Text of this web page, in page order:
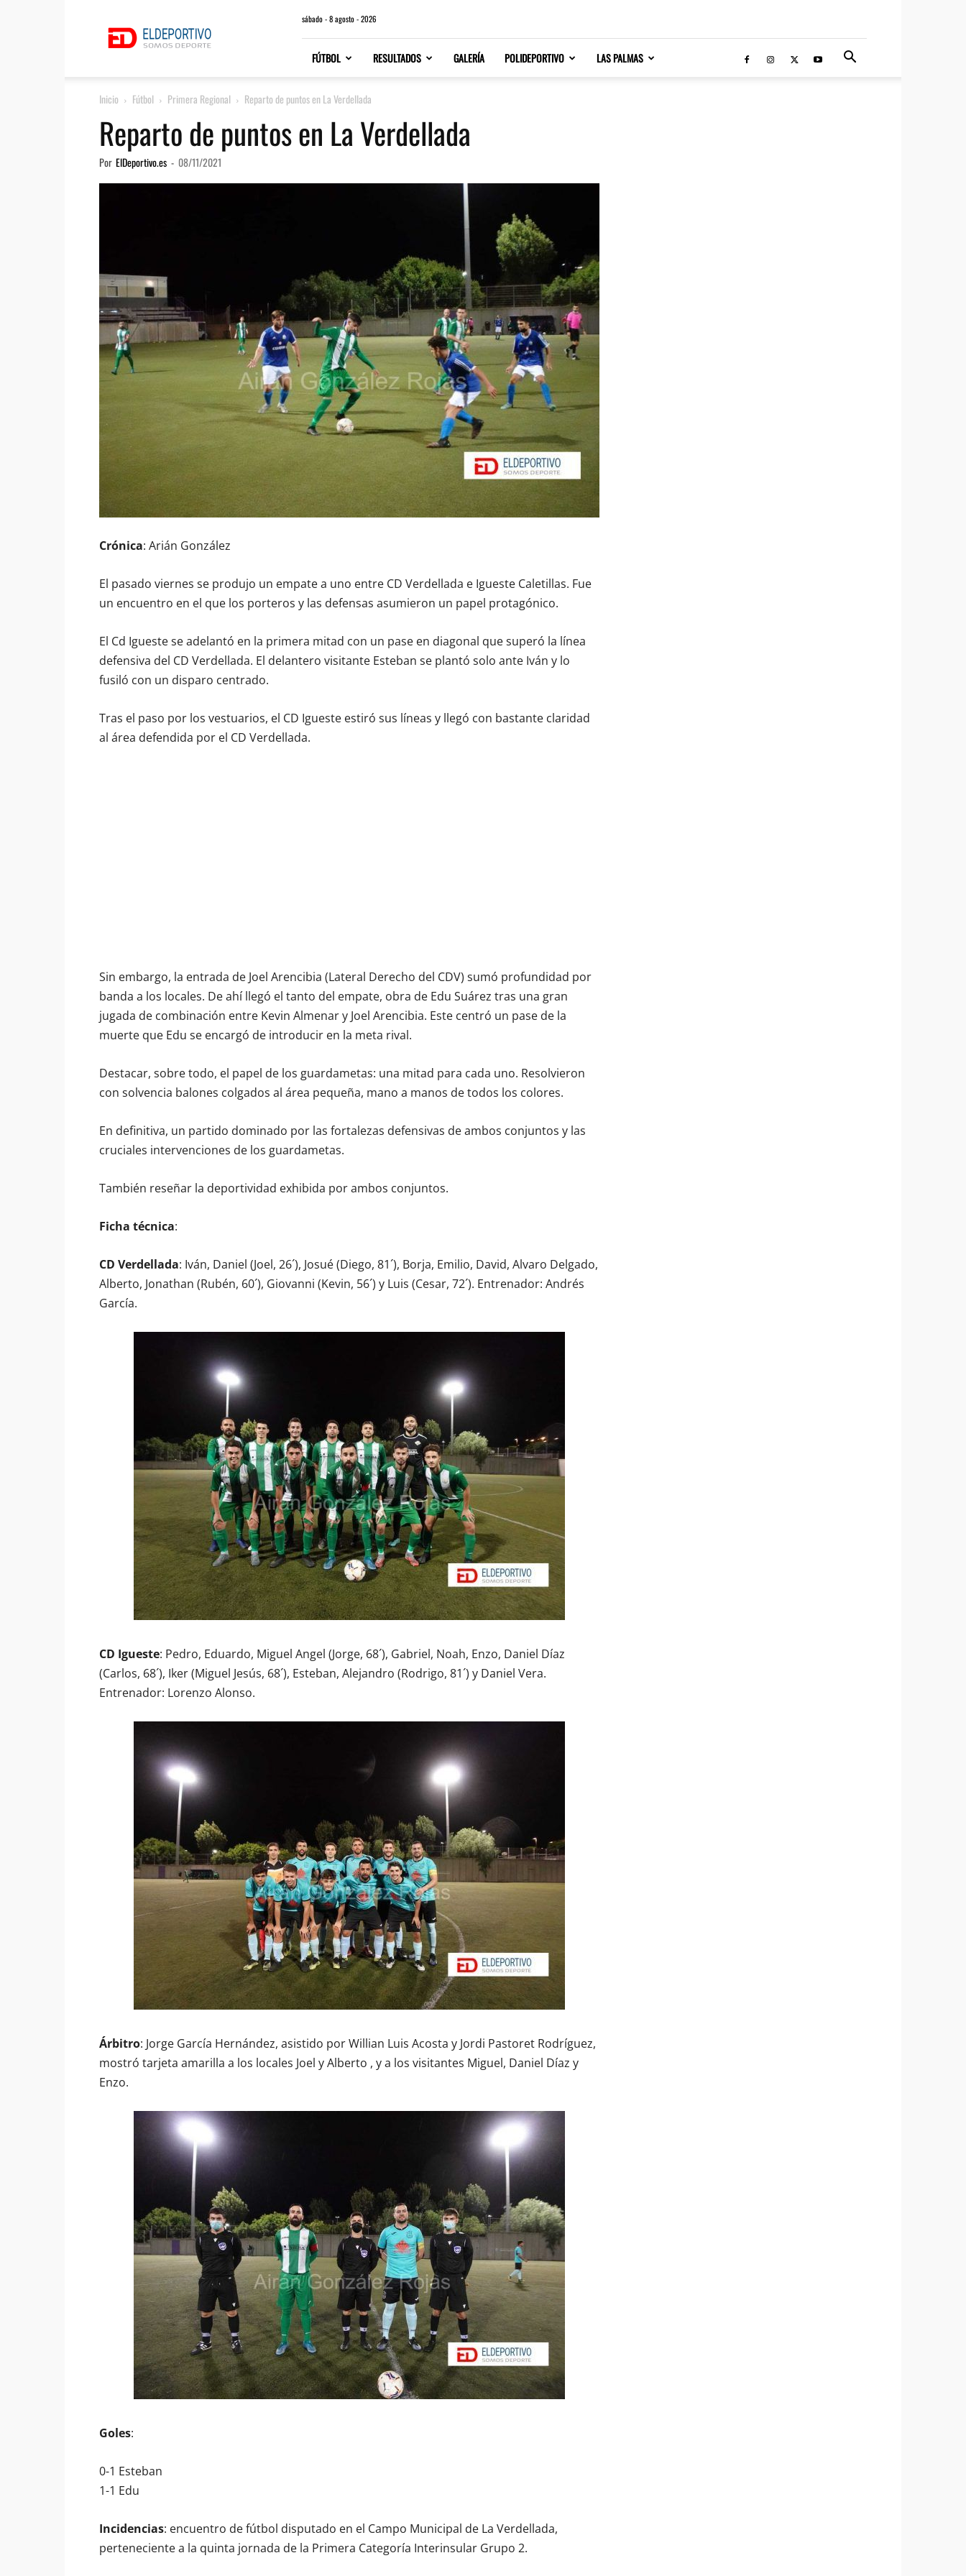
sábado - 8 agosto - 2026
FÚTBOL RESULTADOS GALERÍA POLIDEPORTIVO LAS PALMAS
Inicio Fútbol Primera Regional Reparto de puntos en La Verdellada
Reparto de puntos en La Verdellada
Por ElDeportivo.es - 08/11/2021
Crónica: Arián González
El pasado viernes se produjo un empate a uno entre CD Verdellada e Igueste Caletillas. Fue
un encuentro en el que los porteros y las defensas asumieron un papel protagónico.
El Cd Igueste se adelantó en la primera mitad con un pase en diagonal que superó la línea
defensiva del CD Verdellada. El delantero visitante Esteban se plantó solo ante Iván y lo
fusiló con un disparo centrado.
Tras el paso por los vestuarios, el CD Igueste estiró sus líneas y llegó con bastante claridad
al área defendida por el CD Verdellada.
Sin embargo, la entrada de Joel Arencibia (Lateral Derecho del CDV) sumó profundidad por
banda a los locales. De ahí llegó el tanto del empate, obra de Edu Suárez tras una gran
jugada de combinación entre Kevin Almenar y Joel Arencibia. Este centró un pase de la
muerte que Edu se encargó de introducir en la meta rival.
Destacar, sobre todo, el papel de los guardametas: una mitad para cada uno. Resolvieron
con solvencia balones colgados al área pequeña, mano a manos de todos los colores.
En definitiva, un partido dominado por las fortalezas defensivas de ambos conjuntos y las
cruciales intervenciones de los guardametas.
También reseñar la deportividad exhibida por ambos conjuntos.
Ficha técnica:
CD Verdellada: Iván, Daniel (Joel, 26´), Josué (Diego, 81´), Borja, Emilio, David, Alvaro Delgado,
Alberto, Jonathan (Rubén, 60´), Giovanni (Kevin, 56´) y Luis (Cesar, 72´). Entrenador: Andrés
García.
CD Igueste: Pedro, Eduardo, Miguel Angel (Jorge, 68´), Gabriel, Noah, Enzo, Daniel Díaz
(Carlos, 68´), Iker (Miguel Jesús, 68´), Esteban, Alejandro (Rodrigo, 81´) y Daniel Vera.
Entrenador: Lorenzo Alonso.
Árbitro: Jorge García Hernández, asistido por Willian Luis Acosta y Jordi Pastoret Rodríguez,
mostró tarjeta amarilla a los locales Joel y Alberto , y a los visitantes Miguel, Daniel Díaz y
Enzo.
Goles:
0-1 Esteban
1-1 Edu
Incidencias: encuentro de fútbol disputado en el Campo Municipal de La Verdellada,
perteneciente a la quinta jornada de la Primera Categoría Interinsular Grupo 2.